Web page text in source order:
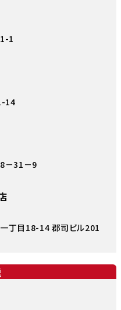
1
14
－31－9
丁目18-14 郡司ビル201